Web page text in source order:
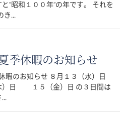
”昭和１００年”の年です。 それを
き...
季休暇のお知らせ
暇のお知らせ ８月１３（水）日
日 １５（金）日 の３日間は